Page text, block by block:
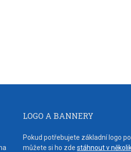
LOGO A BANNERY
Pokud potřebujete základní logo
můžete si ho zde stáhnout v